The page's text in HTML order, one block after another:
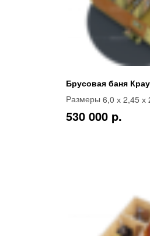
Брусовая баня
Размеры 6,0 х 2,45 х
530 000 p.